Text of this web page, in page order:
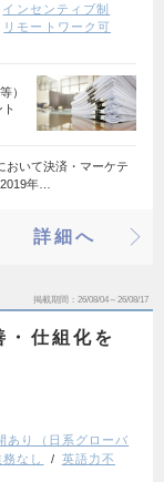
インセンティブ制
リモートワーク可
）
おいて決済・マーケテ
年…
詳細へ
掲載期間 26/08/04～26/08/17
・仕組化を
あり（日系グローバ
なし
英語力不